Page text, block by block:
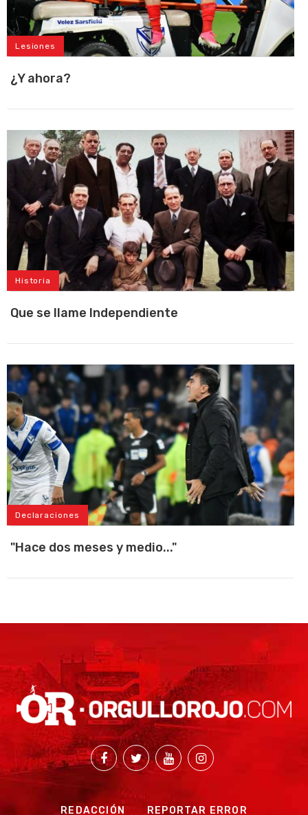
Lesiones
¿Y ahora?
Historia
Que se llame Independiente
Declaraciones
"Hace dos meses y medio..."
REDACCIÓN REPORTAR ERROR